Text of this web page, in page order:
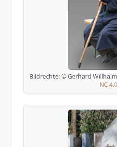
Bildrechte: © Gerhard
NC 4.0